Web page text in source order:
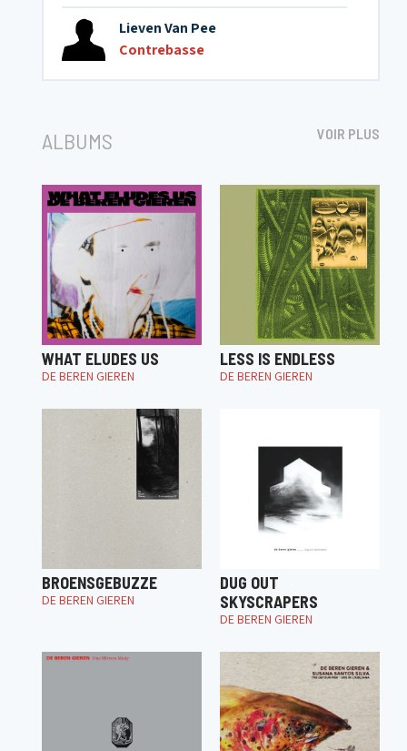
Lieven Van Pee
Contrebasse
ALBUMS VOIR PLUS
WHAT ELUDES US
DE BEREN GIEREN
LESS IS ENDLESS
DE BEREN GIEREN
BROENSGEBUZZE
DE BEREN GIEREN
DUG OUT
SKYSCRAPERS
DE BEREN GIEREN